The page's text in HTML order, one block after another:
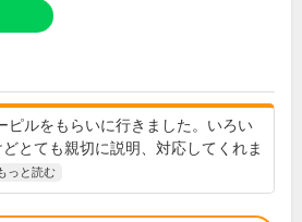
ピルをもらいに行きました。いろい
とても親切に説明、対応してくれま
っと読む